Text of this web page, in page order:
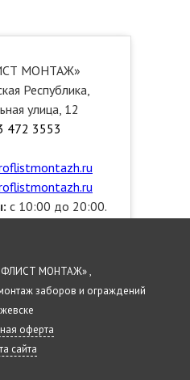
МОНТАЖ»
Республика,
улица, 12
472 3553
с 10:00 до 20:00.
Октябрьский,
МОНТАЖ» ,
монтаж заборов и ограждений
оферта
сайта